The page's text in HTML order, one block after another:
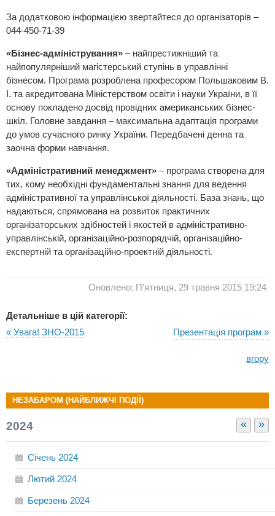
За додатковою інформацією звертайтеся до організаторів –
044-450-71-39
«Бізнес-адміністрування» – найпрестижніший та
найпопулярніший магістерський ступінь в управлінні
бізнесом. Програма розроблена професором Польшаковим В.
І. та акредитована Міністерством освіти і науки України, в її
основу покладено досвід провідних американських бізнес-
шкіл. Головне завдання – максимальна адаптація програми
до умов сучасного ринку України. Передбачені денна та
заочна форми навчання.
«Адміністративний менеджмент» – програма створена для
тих, кому необхідні фундаментальні знання для ведення
адміністративної та управлінської діяльності. База знань, що
надаються, спрямована на розвиток практичних
організаторських здібностей і якостей в адміністративно-
управлінській, організаційно-розпорядчій, організаційно-
експертній та організаційно-проектній діяльності.
Оновлено: П'ятниця, 29 травня 2015 19:24
Детальніше в цій категорії:
« Увага! ЗНО-2015
Презентація програм »
вгору
НЕЗАБАРОМ (НАЙБЛИЖЧІ ПОДІЇ)
« »
2024
Січень 2024
Лютий 2024
Березень 2024